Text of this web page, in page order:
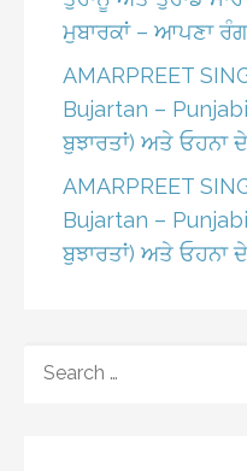
ਮੁਬਾਰਕਾਂ – ਆਪਣਾ
AMARPREET
Bujartan –
ਬੁਝਾਰਤਾਂ) ਅਤੇ ਓਹਨਾ
AMARPREET
Bujartan –
ਬੁਝਾਰਤਾਂ) ਅਤੇ ਓਹਨਾ
FOR: